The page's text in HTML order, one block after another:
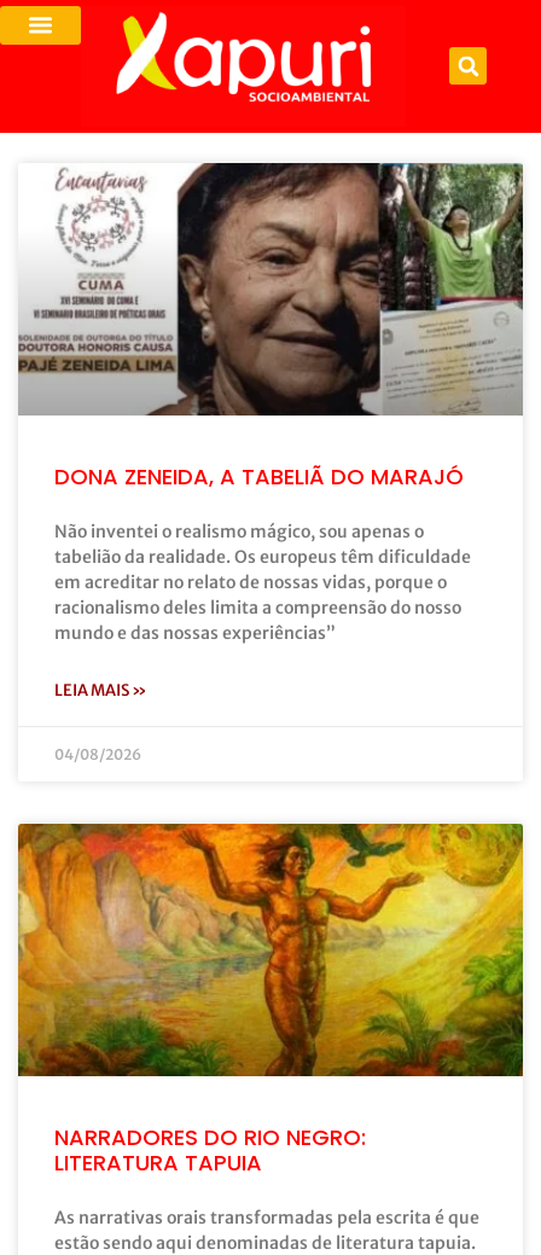
DONA ZENEIDA, A TABELIÃ DO MARAJÓ
Não inventei o realismo mágico, sou apenas o
tabelião da realidade. Os europeus têm dificuldade
em acreditar no relato de nossas vidas, porque o
racionalismo deles limita a compreensão do nosso
mundo e das nossas experiências”
LEIA MAIS »
04/08/2026
NARRADORES DO RIO NEGRO:
LITERATURA TAPUIA
As narrativas orais transformadas pela escrita é que
estão sendo aqui denominadas de literatura tapuia.